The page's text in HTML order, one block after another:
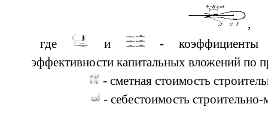
,
где
и
- коэффициенты
эффективности капитальных вложений по
- сметная стоимость
- себестоимость